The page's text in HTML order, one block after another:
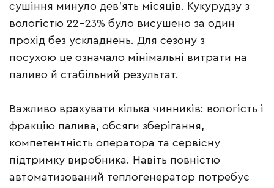
сушіння минуло дев’ять місяців. Кукурудзу з
вологістю 22–23% було висушено за один
прохід без ускладнень. Для сезону з
посухою це означало мінімальні витрати на
паливо й стабільний результат.
Важливо врахувати кілька чинників: вологість і
фракцію палива, обсяги зберігання,
компетентність оператора та сервісну
підтримку виробника. Навіть повністю
автоматизований теплогенератор потребує